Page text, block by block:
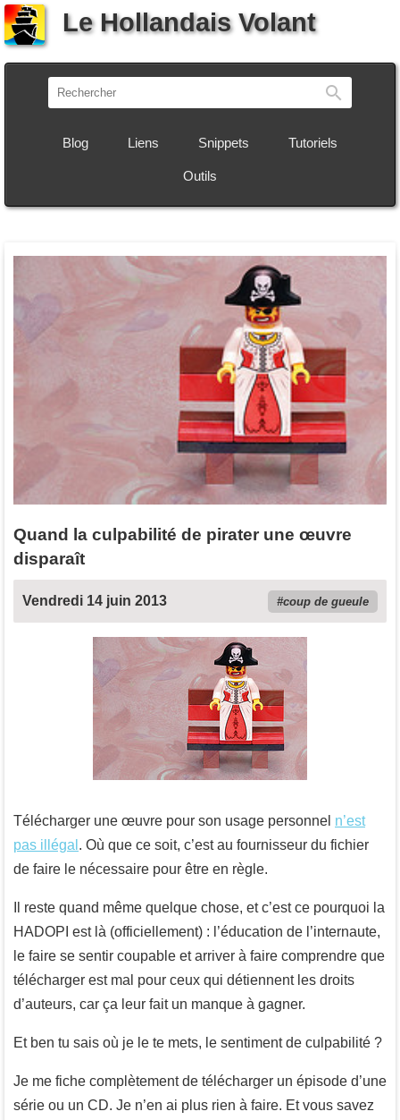
Le Hollandais Volant
Blog Liens Snippets Tutoriels
Outils
Quand la culpabilité de pirater une œuvre
disparaît
Vendredi 14 juin 2013 coup de gueule
Télécharger une œuvre pour son usage personnel n’est
pas illégal . Où que ce soit, c’est au fournisseur du fichier
de faire le nécessaire pour être en règle.
Il reste quand même quelque chose, et c’est ce pourquoi la
HADOPI est là (officiellement) : l’éducation de l’internaute,
le faire se sentir coupable et arriver à faire comprendre que
télécharger est mal pour ceux qui détiennent les droits
d’auteurs, car ça leur fait un manque à gagner.
Et ben tu sais où je le te mets, le sentiment de culpabilité ?
Je me fiche complètement de télécharger un épisode d’une
série ou un CD. Je n’en ai plus rien à faire. Et vous savez